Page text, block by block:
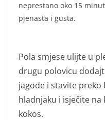
neprestano oko 15
pjenasta i gusta.
Pola smjese ulijte u
drugu polovicu
jagode i stavite preko
hladnjaku i isječite na
kokos.